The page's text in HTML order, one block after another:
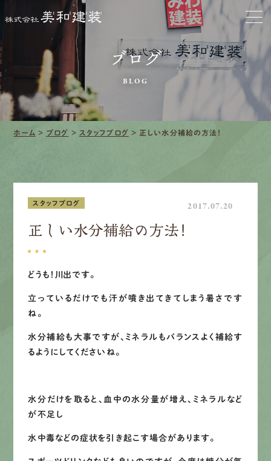
お家をきれいに
会社をきれいに
クリーニング
施工事例
募集要項
有資格者
0120-44-2605
ブログ
BLOG
ホーム > ブログ > スタッフブログ > 正しい水分補給の方法！
スタッフブログ 2017.07.20
正しい水分補給の方法！
どうも！川出です。
立っているだけでも汗が噴き出てきてしまう暑さです
ね。
水分補給も大事ですが、ミネラルもバランスよく補給す
るようにしてくださいね。
水分だけを取ると、血中の水分量が増え、ミネラルなど
が不足し
水中毒などの症状を引き起こす場合があります。